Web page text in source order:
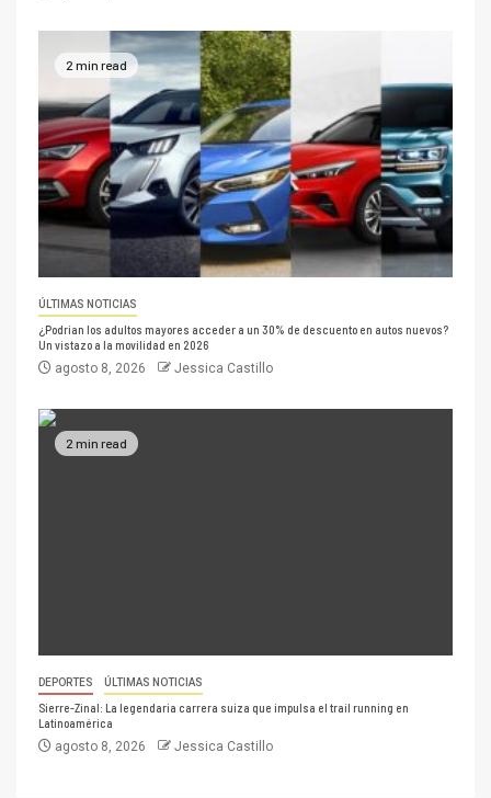
2 min read
ÚLTIMAS NOTICIAS
¿Podrían los adultos mayores acceder a un 30% de descuento en autos nuevos?
Un vistazo a la movilidad en 2026
agosto 8, 2026 Jessica Castillo
2 min read
DEPORTES ÚLTIMAS NOTICIAS
Sierre-Zinal: La legendaria carrera suiza que impulsa el trail running en
Latinoamérica
agosto 8, 2026 Jessica Castillo